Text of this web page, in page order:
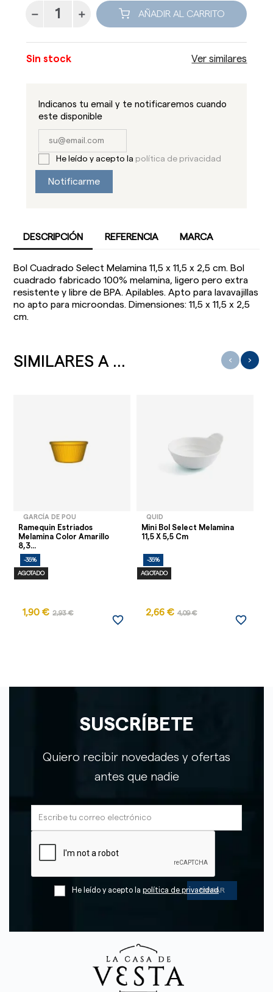
AÑADIR AL CARRITO
Sin stock Ver similares
Indicanos tu email y te notificaremos cuando
este disponible
He leído y acepto la política de privacidad
Notificarme
DESCRIPCIÓN REFERENCIA MARCA
Bol Cuadrado Select Melamina 11,5 x 11,5 x 2,5 cm. Bol
cuadrado fabricado 100% melamina, ligero pero extra
resistente y libre de BPA. Apilables. Apto para lavavajillas
no apto para microondas. Dimensiones: 11,5 x 11,5 x 2,5
cm.
SIMILARES A ...
GARCÍA DE POU
Ramequin Estriados
Melamina Color Amarillo
8,3...
-35%
AGOTADO
1,90 € 2,93 €
favorite_border
QUID
Mini Bol Select Melamina
11,5 X 5,5 Cm
-35%
AGOTADO
2,66 € 4,09 €
favorite_border
‹ ›
SUSCRÍBETE
Quiero recibir novedades y ofertas
antes que nadie
He leído y acepto la política de privacidad